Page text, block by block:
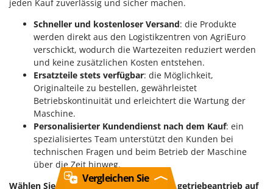
jeden Kauf zuverlässig und sicher machen.
Schneller und kostenloser Versand: die Produkte
werden direkt aus den Logistikzentren von AgriEuro
verschickt, wodurch die Wartezeiten reduziert werden
und keine zusätzlichen Kosten entstehen.
Ersatzteile stets verfügbar: die Möglichkeit,
Originalteile zu bestellen, gewährleistet
Betriebskontinuität und erleichtert die Wartung der
Maschine.
Personalisierter Kundendienst nach dem Kauf: ein
spezialisiertes Team unterstützt den Kunden bei
technischen Fragen und beim Betrieb der Maschine
über die Zeit hinweg.
Wählen Sie jetzt Ihre mähmaschine mit getriebeantrieb auf
Vergleichen Sie